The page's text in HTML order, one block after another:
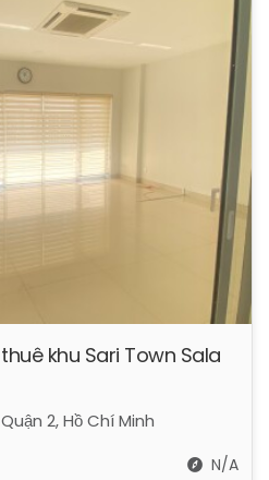
khu Sari Town Sala
2, Hồ Chí Minh
N/A